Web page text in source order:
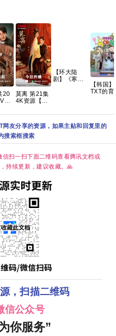
20
汐
莫离 第21集
4K资源【实
清在线 网盘
下载
【环大陆
剧】《寒阳
中字/三无
集】
【韩国】
TXT的育
TXT's
이브）将
5 月 1 日
网友分享的资源，如果主贴和回复里的
搜索框搜索
信扫一扫下面二维码查看腾讯文档或
持续更新，建议收藏。🙏
，扫描二维码
信公众号
你服务”